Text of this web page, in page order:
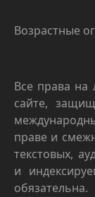
Возрастные
Все права на
сайте,
праве и
текстовых,
и
обязательна.